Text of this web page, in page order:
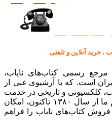
، خرید آنلاین و تلفنی
مرجع رسمی کتاب‌های نایاب،
است. که با آرشیوی غنی از
کلکسیونی و تاریخی در خدمت
دوست‌داران فرهنگ و ادب هستیم ما از سال ۱۳۸۰ تاکنون، امکان
فروش کتاب‌های نایاب را فراهم